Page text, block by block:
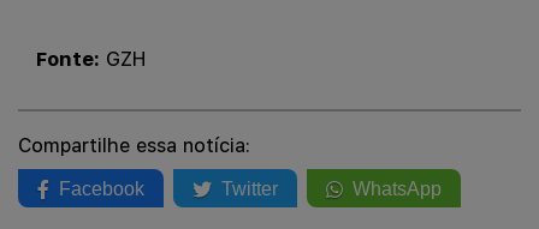
Fonte: GZH
Compartilhe essa notícia:
Facebook Twitter WhatsApp